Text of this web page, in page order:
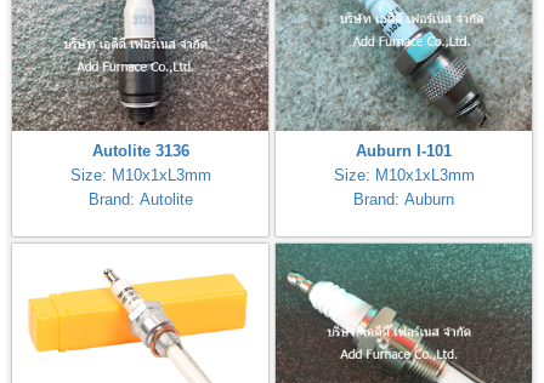
Autolite 3136
Size: M10x1xL3mm
Brand: Autolite
Auburn I-101
Size: M10x1xL3mm
Brand: Auburn